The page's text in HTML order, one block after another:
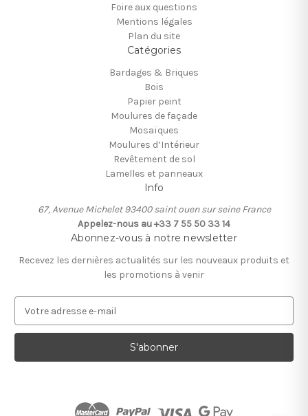
Foire aux questions
Mentions légales
Plan du site
Catégories
Bardages & Briques
Bois
Papier peint
Moulures de façade
Mosaïques
Moulures d’Intérieur
Revêtement de sol
Lamelles et panneaux
Info
67, Avenue Michelet 93400 saint ouen sur seine France
Appelez-nous au +33 7 55 50 33 14
Abonnez-vous à notre newsletter
Recevez les dernières actualités sur les nouveaux produits et
les promotions à venir
r
s